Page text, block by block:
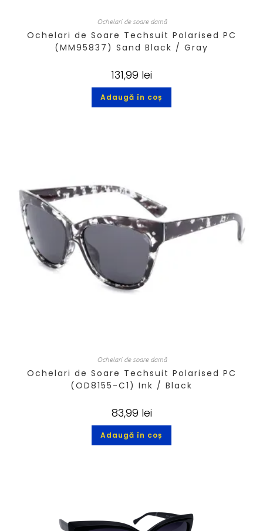
Ochelari de soare damă
Ochelari de Soare Techsuit Polarised PC
(MM95837) Sand Black / Gray
131,99 lei
Adaugă în coș
Ochelari de soare damă
Ochelari de Soare Techsuit Polarised PC
(OD8155-C1) Ink / Black
83,99 lei
Adaugă în coș